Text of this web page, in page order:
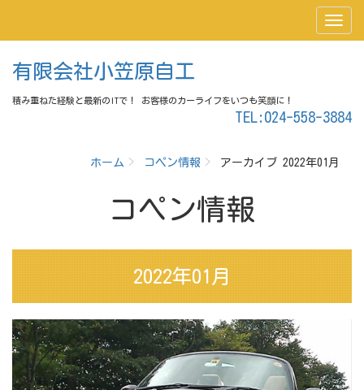
有限会社小笠原自工
積み重ねた経験と最新のITで！ お客様のカーライフをいつも笑顔に！
TEL:024-558-3884
ホーム コペン情報 アーカイブ 2022年01月
コペン情報
2022年01月